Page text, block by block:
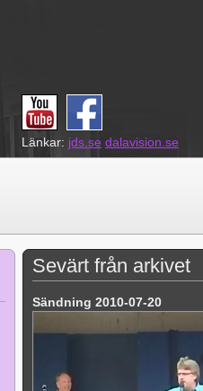
Länkar: jds.se dalavision.se
Sevärt från arkivet
Sändning 2010-07-20